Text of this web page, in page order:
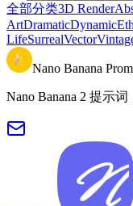
全部分类3D Render
ArtDramaticDynamic
LifeSurrealVector
Nano Banana
Nano Banana 2 提示